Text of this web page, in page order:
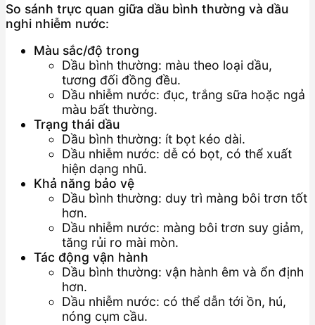
So sánh trực quan giữa dầu bình thường và dầu
nghi nhiễm nước:
Màu sắc/độ trong
Dầu bình thường: màu theo loại dầu,
tương đối đồng đều.
Dầu nhiễm nước: đục, trắng sữa hoặc ngả
màu bất thường.
Trạng thái dầu
Dầu bình thường: ít bọt kéo dài.
Dầu nhiễm nước: dễ có bọt, có thể xuất
hiện dạng nhũ.
Khả năng bảo vệ
Dầu bình thường: duy trì màng bôi trơn tốt
hơn.
Dầu nhiễm nước: màng bôi trơn suy giảm,
tăng rủi ro mài mòn.
Tác động vận hành
Dầu bình thường: vận hành êm và ổn định
hơn.
Dầu nhiễm nước: có thể dẫn tới ồn, hú,
nóng cụm cầu.